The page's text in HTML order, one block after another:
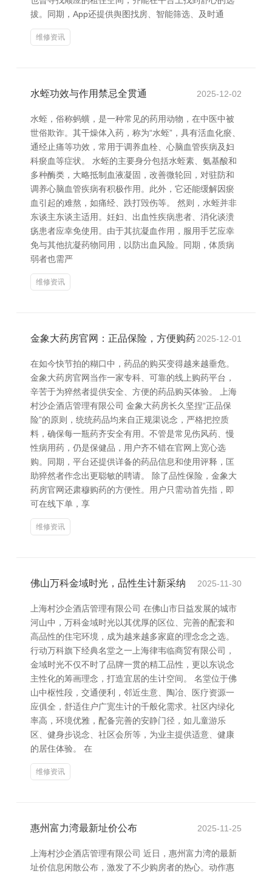
拔。同期，App还提供舆图找房、智能筛选、及时通
维修资讯
水蛭功效与作用禁忌全贯通 2025-12-02
水蛭，俗称蚂蟥，是一种常见的药用动物，在中医中被
世俗欺诈。其干燥体入药，称为“水蛭”，具有活血化瘀、
通经止痛等功效，常用于调养血栓、心脑血管疾病及妇
科瘀血等症状。 水蛭的主要身分包括水蛭素、氨基酸和
多种酶类，大略抵制血液凝固，改善微轮回，对驻防和
调养心脑血管疾病有积极作用。此外，它还能缓解因瘀
血引起的难熬，如痛经、跌打毁伤等。 然则，水蛭并非
东谈主东谈主适用。妊妇、出血性疾病患者、消化谈溃
疡患者应幸免使用。由于其抗凝血作用，服用手艺应幸
免与其他抗凝药物同用，以防出血风险。同期，体质病
弱者也需严
维修资讯
金象大药房官网：正品保险，方便购药2025-12-01
在如今快节拍的糊口中，药品的购买变得越来越垂危。
金象大药房官网当作一家专科、可靠的线上购药平台，
辛苦于为猝然者提供安全、方便的药品购买体验。 上海
村沙企酒店管理有限公司 金象大药房长久坚捏“正品保
险”的原则，统统药品均来自正规渠说念，严格把控质
料，确保每一瓶药齐安全有用。不管是常见伤风药、慢
性病用药，仍是保健品，用户齐不错在官网上宽心选
购。同期，平台还提供详备的药品信息和使用评释，匡
助猝然者作念出更聪敏的聘请。 除了品性保险，金象大
药房官网还肃穆购药的方便性。用户只需动首先指，即
可在线下单，享
维修资讯
佛山万科金域时光，品性生计新采纳 2025-11-30
上海村沙企酒店管理有限公司 在佛山市日益发展的城市
河山中，万科金域时光以其优厚的区位、完善的配套和
高品性的住宅环境，成为越来越多家庭的理念念之选。
行动万科旗下经典名堂之一上海律韦临商贸有限公司，
金域时光不仅不时了品牌一贯的精工品性，更以东说念
主性化的筹画理念，打造宜居的生计空间。 名堂位于佛
山中枢性段，交通便利，邻近生意、陶冶、医疗资源一
应俱全，舒适住户广宽生计的千般化需求。社区内绿化
率高，环境优雅，配备完善的安静门径，如儿童游乐
区、健身步说念、社区会所等，为业主提供适意、健康
的居住体验。 在
维修资讯
惠州富力湾最新址价公布 2025-11-25
上海村沙企酒店管理有限公司 近日，惠州富力湾的最新
址价信息闲散公布，激发了不少购房者的热心。动作惠